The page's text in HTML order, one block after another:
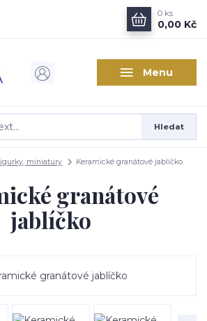
Menu
Hledat
0 ks
0,00 Kč
miniatury Keramické granátové jablíčko
granátové
jablíčko